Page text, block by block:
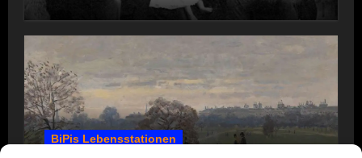
BiPis Lebensstationen